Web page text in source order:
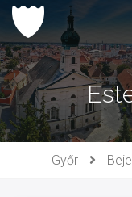
Ugrás
tartalomhoz
Győr